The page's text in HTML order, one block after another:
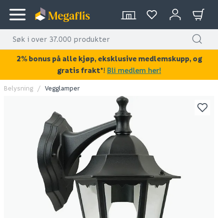
KAN DISSE VÆRE AV INTERESSE?
Belysning Vegglamper
2% bonus på alle kjøp, eksklusive medlemskupp, og
gratis frakt*! Bli medlem her!